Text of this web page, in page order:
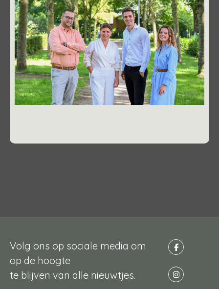
Volg ons op sociale media om
op de hoogte
te blijven van alle nieuwtjes.